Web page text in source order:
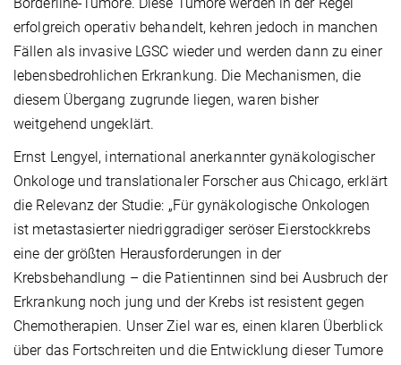
erfolgreich operativ behandelt, kehren jedoch in manchen
Fällen als invasive LGSC wieder und werden dann zu einer
lebensbedrohlichen Erkrankung. Die Mechanismen, die
diesem Übergang zugrunde liegen, waren bisher
weitgehend ungeklärt.
Ernst Lengyel, international anerkannter gynäkologischer
Onkologe und translationaler Forscher aus Chicago, erklärt
die Relevanz der Studie: „Für gynäkologische Onkologen
ist metastasierter niedriggradiger seröser Eierstockkrebs
eine der größten Herausforderungen in der
Krebsbehandlung – die Patientinnen sind bei Ausbruch der
Erkrankung noch jung und der Krebs ist resistent gegen
Chemotherapien. Unser Ziel war es, einen klaren Überblick
über das Fortschreiten und die Entwicklung dieser Tumore